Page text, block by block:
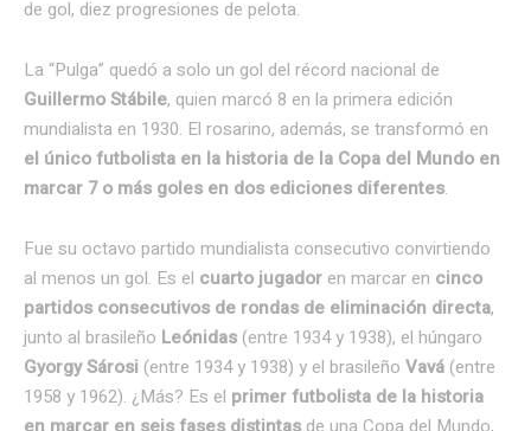
de gol, diez progresiones de pelota.
La “Pulga” quedó a solo un gol del récord nacional de
Guillermo Stábile, quien marcó 8 en la primera edición
mundialista en 1930. El rosarino, además, se transformó en
el único futbolista en la historia de la Copa del Mundo en
marcar 7 o más goles en dos ediciones diferentes.
Fue su octavo partido mundialista consecutivo convirtiendo
al menos un gol. Es el cuarto jugador en marcar en cinco
partidos consecutivos de rondas de eliminación directa,
junto al brasileño Leónidas (entre 1934 y 1938), el húngaro
Gyorgy Sárosi (entre 1934 y 1938) y el brasileño Vavá (entre
1958 y 1962). ¿Más? Es el primer futbolista de la historia